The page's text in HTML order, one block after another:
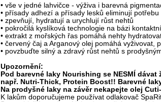
• vše v jedné lahvičce - výživa i barevná
• přísady adhezí a přísady lesků eliminují
• zpevňují, hydratují a urychlují růst nehtů
• pokročilá kyslíková technologie na bázi
• extrakt z mořských řas pomáhá nehty
• červený čaj a Arganový olej pomáhá vyživovat,
• povzbuďte silný a zdravý růst nehtů s
Upozornění:
Pod barevné laky Nourishing se NESMÍ dávat
např. Nutri-Thick, Protein Boost!! Barevné
Na prodyšné laky na závěr nekapejte olej
K lakům doporučujeme používat odlakovač